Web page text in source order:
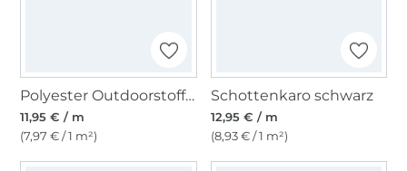
Polyester Outdoorstoff uni braungrau
11,95 € / m
(7,97 € / 1 m²)
Schottenkaro schwarz
12,95 € / m
(8,93 € / 1 m²)